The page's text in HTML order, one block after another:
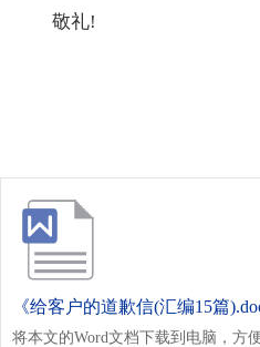
敬礼!
《给客户的道歉信(汇编15篇
将本文的Word文档下载到电脑，方